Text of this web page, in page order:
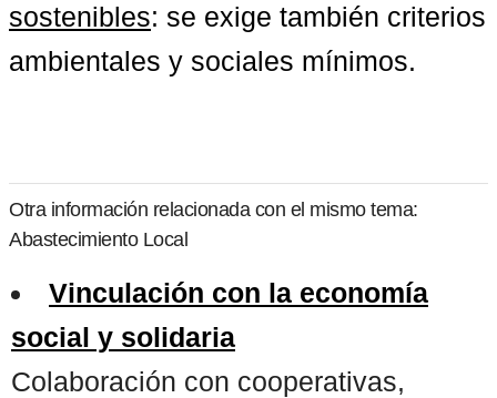
sostenibles: se exige también criterios
ambientales y sociales mínimos.
Otra información relacionada con el mismo tema:
Abastecimiento Local
Vinculación con la economía
social y solidaria
Colaboración con cooperativas,